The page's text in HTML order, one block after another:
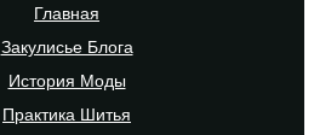
Главная
Закулисье Блога
История Моды
Практика Шитья